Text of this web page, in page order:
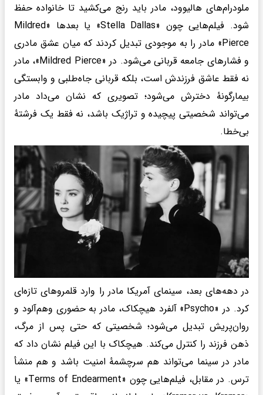
ملودرام‌های هالیوود، مادر باید رنج می‌کشید تا خانواده حفظ
شود. فیلم‌هایی چون «Stella Dallas» یا بعدها «Mildred
Pierce» مادر را به موجودی تبدیل کردند که میان عشق مادری
و فشارهای جامعه قربانی می‌شود. در «Mildred Pierce»، مادر
نه فقط عاشق فرزندش است، بلکه قربانی جاه‌طلبی و وابستگی
بیمارگونهٔ دخترش می‌شود؛ تصویری که نشان می‌داد مادر
می‌تواند شخصیتی پیچیده و تراژیک باشد، نه فقط یک فرشتهٔ
بی‌خطا.
در دهه‌های بعد، سینمای آمریکا مادر را وارد قلمروهای تازه‌ای
کرد. در «Psycho» آلفرد هیچکاک، مادر به حضوری وهم‌آلود و
روان‌پریش تبدیل می‌شود؛ شخصیتی که حتی پس از مرگ،
ذهن فرزند را کنترل می‌کند. هیچکاک با این فیلم نشان داد که
مادر در سینما می‌تواند هم سرچشمهٔ امنیت باشد و هم منشأ
ترس. در مقابل، فیلم‌هایی چون «Terms of Endearment» یا